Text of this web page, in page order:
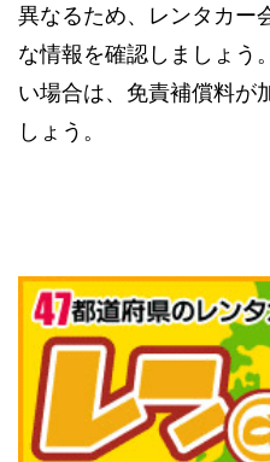
異なるため、レンタカー
な情報を確認しましょう
い場合は、免責補償料が
しょう。